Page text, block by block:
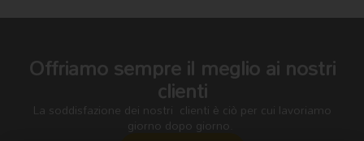
Offriamo sempre il meglio ai nostri
clienti
La soddisfazione dei nostri clienti è ciò per cui lavoriamo
giorno dopo giorno.